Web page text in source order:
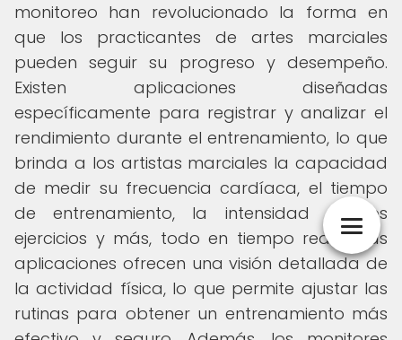
monitoreo han revolucionado la forma en
que los practicantes de artes marciales
pueden seguir su progreso y desempeño.
Existen aplicaciones diseñadas
específicamente para registrar y analizar el
rendimiento durante el entrenamiento, lo que
brinda a los artistas marciales la capacidad
de medir su frecuencia cardíaca, el tiempo
de entrenamiento, la intensidad de los
ejercicios y más, todo en tiempo real. Estas
aplicaciones ofrecen una visión detallada de
la actividad física, lo que permite ajustar las
rutinas para obtener un entrenamiento más